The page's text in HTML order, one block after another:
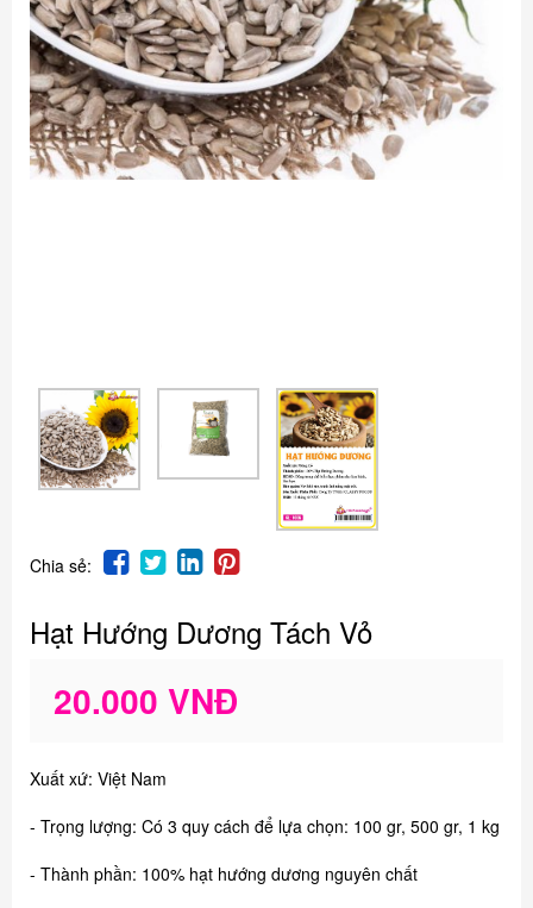
Chia sẻ:
Hạt Hướng Dương Tách Vỏ
20.000 VNĐ
Xuất xứ: Việt Nam
- Trọng lượng: Có 3 quy cách để lựa chọn: 100 gr, 500 gr, 1 kg
- Thành phần: 100% hạt hướng dương nguyên chất